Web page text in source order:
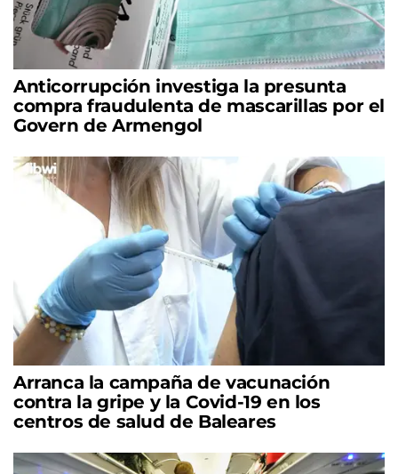
Anticorrupción investiga la presunta
compra fraudulenta de mascarillas por el
Govern de Armengol
Arranca la campaña de vacunación
contra la gripe y la Covid-19 en los
centros de salud de Baleares